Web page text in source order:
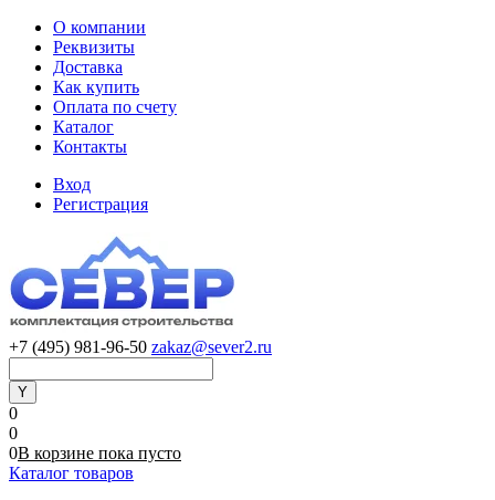
О компании
Реквизиты
Доставка
Как купить
Оплата по счету
Каталог
Контакты
Вход
Регистрация
+7 (495) 981-96-50 zakaz@sever2.ru
0
0
0В корзине пока пусто
Каталог товаров